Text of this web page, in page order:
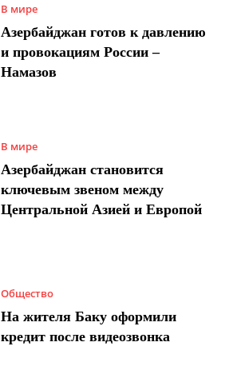
В мире
Азербайджан готов к давлению
и провокациям России –
Намазов
В мире
Азербайджан становится
ключевым звеном между
Центральной Азией и Европой
Общество
На жителя Баку оформили
кредит после видеозвонка